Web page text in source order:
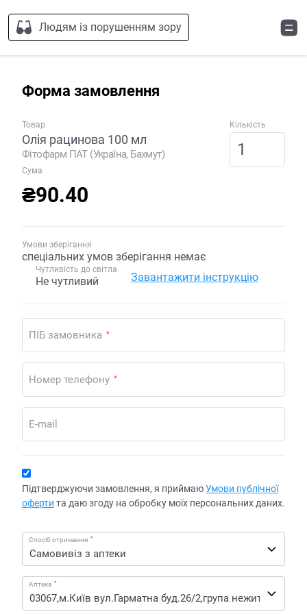
Людям із порушенням зору
Форма замовлення
Товар
Олія рацинова 100 мл
Фітофарм ПАТ (Україна, Бахмут)
Кількість
Сума
₴90.40
Умови зберігання
спеціальних умов зберігання немає
Чутливість до світла
Не чутливий Завантажити інструкцію
ПІБ замовника *
Номер телефону *
E-mail
Підтверджуючи замовлення, я приймаюУмови публічної
оферти та даю згоду на обробку моїх персональних даних.
Спосіб отримання *
Аптека *